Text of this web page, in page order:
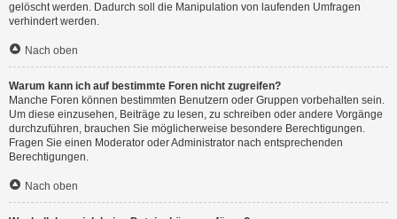
gelöscht werden. Dadurch soll die Manipulation von laufenden Umfragen
verhindert werden.
Nach oben
Warum kann ich auf bestimmte Foren nicht zugreifen?
Manche Foren können bestimmten Benutzern oder Gruppen vorbehalten sein.
Um diese einzusehen, Beiträge zu lesen, zu schreiben oder andere Vorgänge
durchzuführen, brauchen Sie möglicherweise besondere Berechtigungen.
Fragen Sie einen Moderator oder Administrator nach entsprechenden
Berechtigungen.
Nach oben